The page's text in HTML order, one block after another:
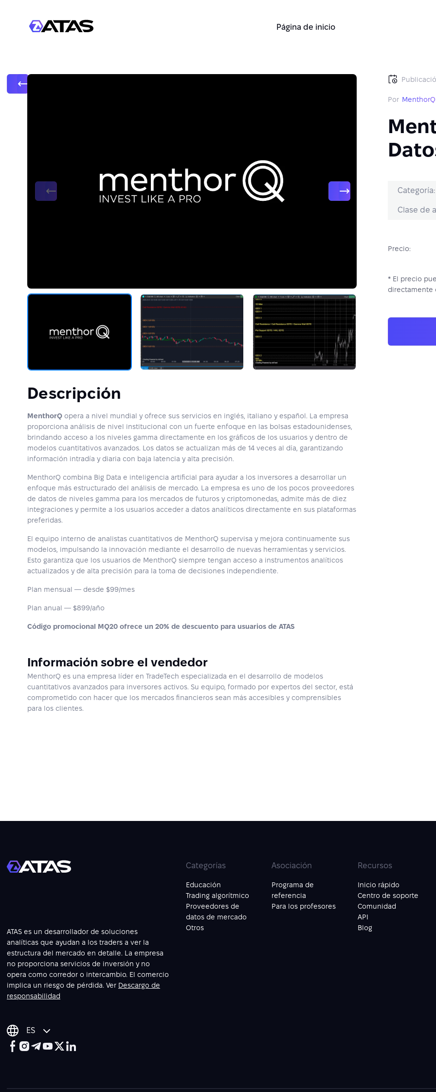
Página de inicio
Por MenthorQ
Categoría:
Clase de
Precio:
* El precio
directamente
Descripción
MenthorQ opera a nivel mundial y ofrece sus servicios en inglés, italiano y español. La empresa
proporciona análisis de nivel institucional con un fuerte enfoque en las bolsas estadounidenses,
brindando acceso a los niveles gamma directamente en los gráficos de los usuarios y dentro de
modelos cuantitativos avanzados. Los datos se actualizan más de 14 veces al día, garantizando
información intradía y diaria con baja latencia y alta precisión.
MenthorQ combina Big Data e inteligencia artificial para ayudar a los inversores a desarrollar un
enfoque más estructurado del análisis de mercado. La empresa es uno de los pocos proveedores
de datos de niveles gamma para los mercados de futuros y criptomonedas, admite más de diez
integraciones y permite a los usuarios acceder a datos analíticos directamente en sus plataformas
preferidas.
El equipo interno de analistas cuantitativos de MenthorQ supervisa y mejora continuamente sus
modelos, impulsando la innovación mediante el desarrollo de nuevas herramientas y servicios.
Esto garantiza que los usuarios de MenthorQ siempre tengan acceso a instrumentos analíticos
actualizados y de alta precisión para la toma de decisiones independiente.
Plan mensual — desde $99/mes
Plan anual — $899/año
Código promocional MQ20 ofrece un 20% de descuento para usuarios de ATAS
Información sobre el vendedor
MenthorQ es una empresa líder en TradeTech especializada en el desarrollo de modelos
cuantitativos avanzados para inversores activos. Su equipo, formado por expertos del sector, está
comprometido con hacer que los mercados financieros sean más accesibles y comprensibles
para los clientes.
ATAS es un desarrollador de soluciones
analíticas que ayudan a los traders a ver la
estructura del mercado en detalle. La empresa
no proporciona servicios de inversión y no
opera como corredor o intercambio. El comercio
implica un riesgo de pérdida. Ver Descargo de
responsabilidad
ES
Categorías
Educación
Trading algorítmico
Proveedores de
datos de mercado
Otros
Asociación
Programa de
referencia
Para los profesores
Recursos
Inicio rápido
Centro de soporte
Comunidad
API
Blog